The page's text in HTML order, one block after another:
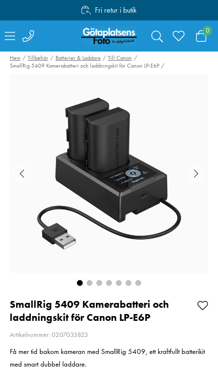
Fri retur i butik
Personlig service
Fri frakt över 1000:-
0
Canon LP-E6P
Kamerabatteri
Pris
1 519 kr
I lager
NiSi UV SMC
67mm
Pris
649 kr
Hem Tillbehör Batterier & Laddare
Till Canon
SmallRig 5409 Kamerabatteri och laddningskit för Canon LP-E6P
SmallRig 5409 Kamerabatteri och
laddningskit för Canon LP-E6P
Artikelnummer: 0207033823
Få mer tid bakom kameran med SmallRig 5409, ett kraftfullt batterikit
med smart dubbel laddare.